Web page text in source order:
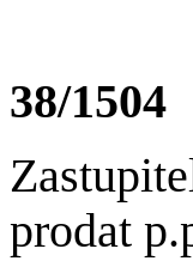
38/1504
prodat